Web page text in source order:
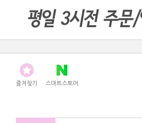
즐겨찾기 스마트스토어